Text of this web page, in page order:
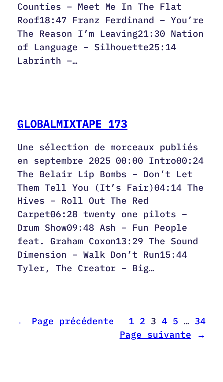
Counties – Meet Me In The Flat
Roof18:47 Franz Ferdinand – You’re
The Reason I’m Leaving21:30 Nation
of Language – Silhouette25:14
Labrinth –…
GLOBALMIXTAPE 173
Une sélection de morceaux publiés
en septembre 2025 00:00 Intro00:24
The Belair Lip Bombs – Don’t Let
Them Tell You (It’s Fair)04:14 The
Hives – Roll Out The Red
Carpet06:28 twenty one pilots –
Drum Show09:48 Ash – Fun People
feat. Graham Coxon13:29 The Sound
Dimension – Walk Don’t Run15:44
Tyler, The Creator – Big…
← Page précédente 1 2 3 4 5 … 34
Page suivante
→